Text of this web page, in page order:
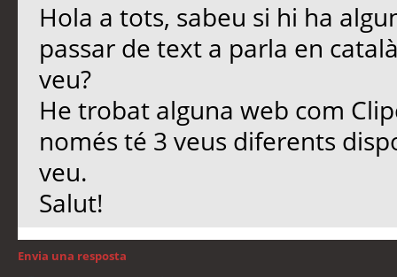
Hola a tots, sabeu si hi ha
passar de text a parla en
veu?
He trobat alguna web com
només té 3 veus diferents
veu.
Salut!
Envia una resposta